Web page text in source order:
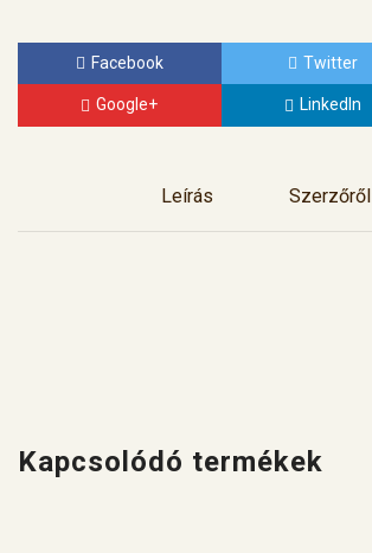
Facebook Twitter
Google+ LinkedIn
Leírás Szerzőről
Kapcsolódó termékek